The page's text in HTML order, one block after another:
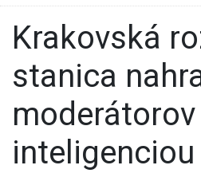
Krakovská rozhlasová
stanica
inteligenciou